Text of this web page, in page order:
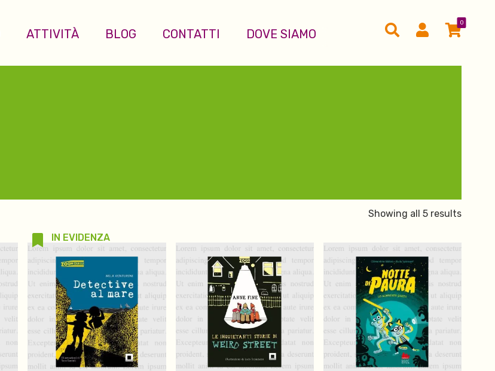
ATTIVITÀ BLOG CONTATTI DOVE SIAMO
0
Showing all 5 results
IN EVIDENZA